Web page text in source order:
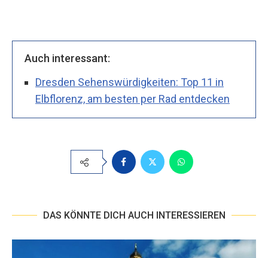
Auch interessant:
Dresden Sehenswürdigkeiten: Top 11 in
Elbflorenz, am besten per Rad entdecken
DAS KÖNNTE DICH AUCH INTERESSIEREN